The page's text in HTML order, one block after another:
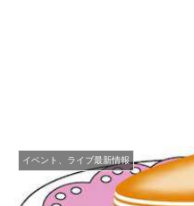
イベント、ライブ最新情報